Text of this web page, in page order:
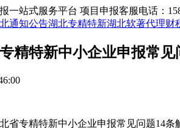
一站式服务平台 项目申报客服电话：
通知公告湖北专精特新湖北软著代理财
精特新中小企业申报常见
省专精特新中小企业申报常见问题14条